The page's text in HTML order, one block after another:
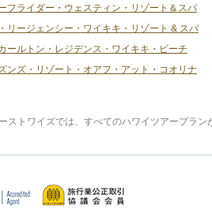
フライダー・ウェスティン・リゾート＆スパ
リージェンシー・ワイキキ・リゾート & スパ
ールトン・レジデンス・ワイキキ・ビーチ
ンズ・リゾート・オアフ・アット・コオリナ
トワイズでは、すべてのハワイツアープラン